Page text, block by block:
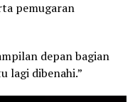
pemugaran
depan bagian
lagi dibenahi.”